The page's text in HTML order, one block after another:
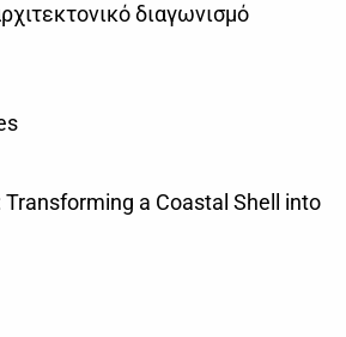
διαγωνισμό
Transforming a Coastal Shell into